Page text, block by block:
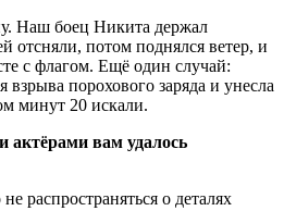
Наш боец Никита держал
отсняли, потом поднялся ветер, и
с флагом. Ещё один случай:
взрыва порохового заряда и унесла
минут 20 искали.
актёрами вам удалось
распространяться о деталях